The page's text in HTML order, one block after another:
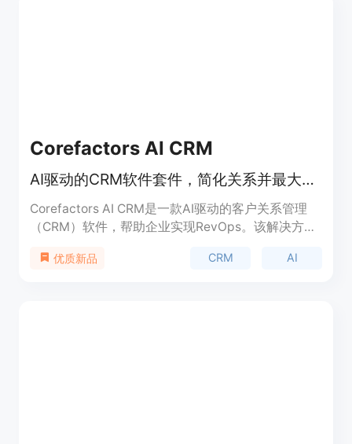
Corefactors AI CRM
AI驱动的CRM软件套件，简化关系并最大化收入
Corefactors AI CRM是一款AI驱动的客户关系管理
（CRM）软件，帮助企业实现RevOps。该解决方案
化收入生成流程。它是一个统一的平台，将整个客户
优质新品 CRM AI